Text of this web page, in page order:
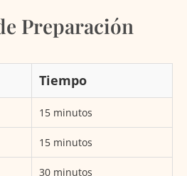
Preparación
Tiempo
15 minutos
15 minutos
30 minutos